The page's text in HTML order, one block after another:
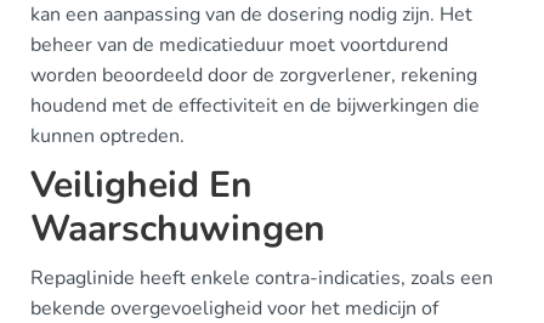
kan een aanpassing van de dosering nodig zijn. Het
beheer van de medicatieduur moet voortdurend
worden beoordeeld door de zorgverlener, rekening
houdend met de effectiviteit en de bijwerkingen die
kunnen optreden.
Veiligheid En
Waarschuwingen
Repaglinide heeft enkele contra-indicaties, zoals een
bekende overgevoeligheid voor het medicijn of